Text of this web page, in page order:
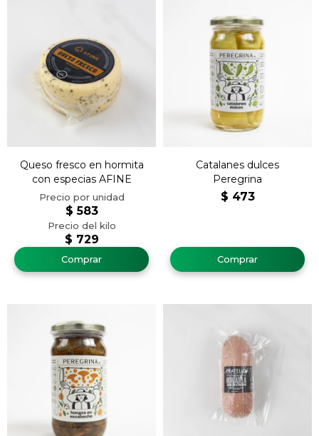
Queso fresco en hormita
con especias AFINE
$ 729
$ 583
Catalanes dulces
Peregrina
$ 473